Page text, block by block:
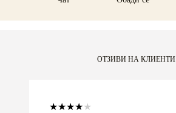
или замените в рамките на 30 дни.
ОТЗИВИ НА КЛИЕНТИ